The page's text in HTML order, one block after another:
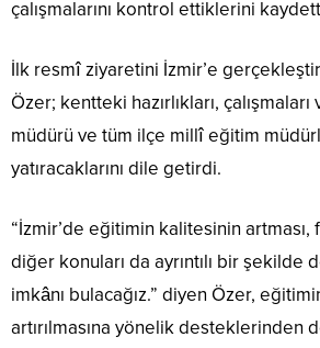
çalışmalarını kontrol ettiklerini
İlk resmî ziyaretini İzmir’e
Özer; kentteki hazırlıkları,
müdürü ve tüm ilçe millî eğitim
yatıracaklarını dile getirdi.
“İzmir’de eğitimin kalitesinin artması,
diğer konuları da ayrıntılı bir şekilde
imkânı bulacağız.” diyen Özer,
artırılmasına yönelik desteklerinden